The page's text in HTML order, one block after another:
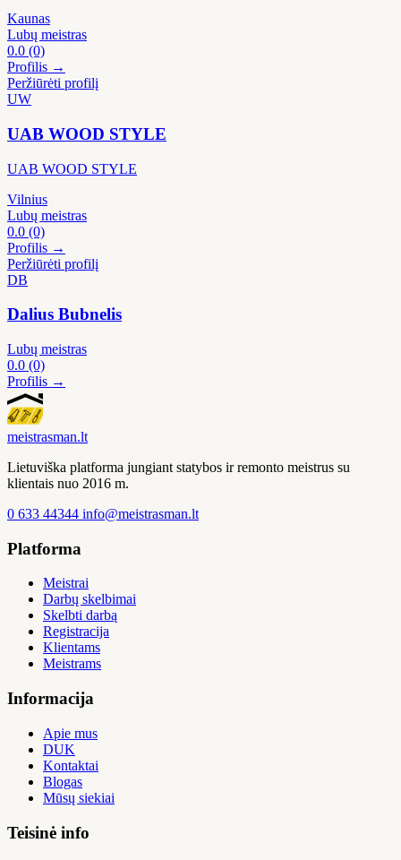
Kaunas
Lubų meistras
0.0 (0)
Profilis →
Peržiūrėti profilį
UW
UAB WOOD STYLE
UAB WOOD STYLE
Vilnius
Lubų meistras
0.0 (0)
Profilis →
Peržiūrėti profilį
DB
Dalius Bubnelis
Lubų meistras
0.0 (0)
Profilis →
meistrasman.lt
Lietuviška platforma jungiant statybos ir remonto meistrus su
klientais nuo 2016 m.
0 633 44344 info@meistrasman.lt
Platforma
Meistrai
Darbų skelbimai
Skelbti darbą
Registracija
Klientams
Meistrams
Informacija
Apie mus
DUK
Kontaktai
Blogas
Mūsų siekiai
Teisinė info